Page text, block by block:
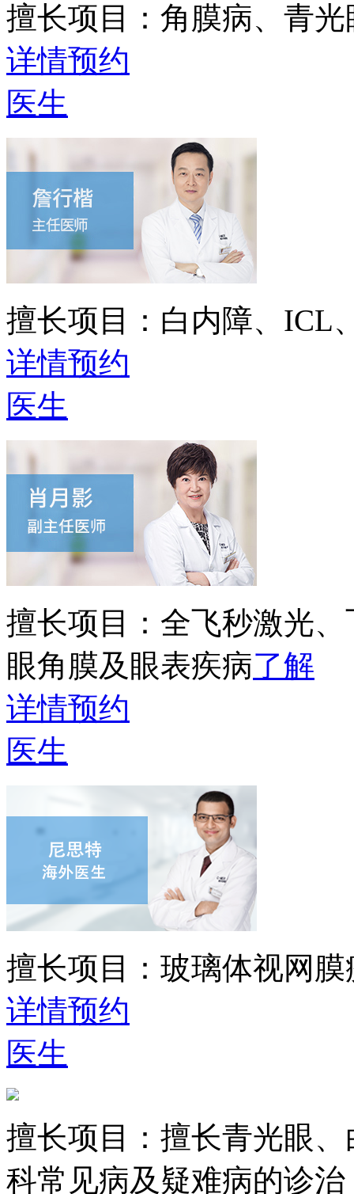
擅长项目： 角膜病、青
详情预约
医生
擅长项目： 白内障、ICL
详情预约
医生
擅长项目： 全飞秒激光
眼角膜及眼表疾病了解
详情预约
医生
擅长项目： 玻璃体视网
详情预约
医生
擅长项目： 擅长青光眼
科常见病及疑难病的诊